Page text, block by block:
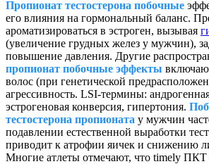
Пропионат тестостерона побочные
его влияния на гормональный баланс.
ароматизироваться в эстроген, вызывая
(увеличение грудных желез у мужчин),
повышение давления. Другие
пропионат побочные эффекты
волос (при генетической
агрессивность. LSI-термины:
эстрогеновая конверсия, гипертония.
тестостерона пропионата у мужчин
подавлении естественной выработки
приводит к атрофии яичек и снижению
Многие атлеты отмечают, что timely ПКТ